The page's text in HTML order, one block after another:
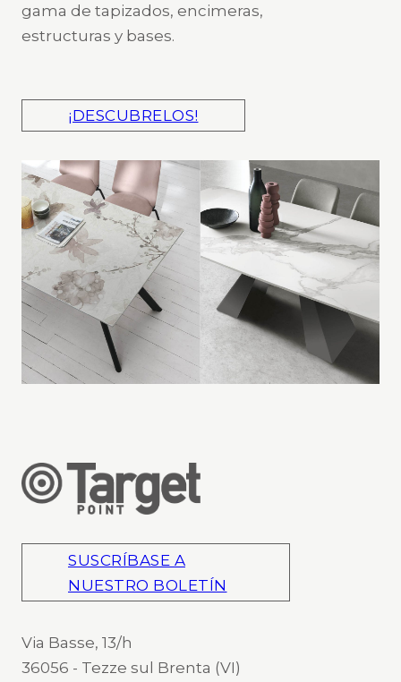
gama de tapizados, encimeras,
estructuras y bases.
¡DESCUBRELOS!
SUSCRÍBASE A
NUESTRO BOLETÍN
Via Basse, 13/h
36056 - Tezze sul Brenta (VI)